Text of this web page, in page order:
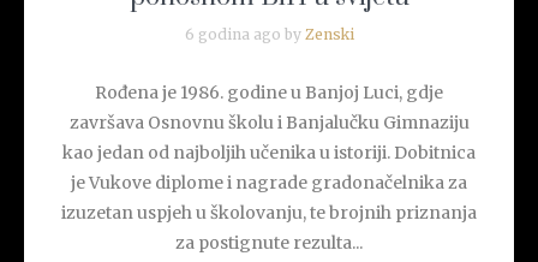
6 godina ago by Zenski
Rođena je 1986. godine u Banjoj Luci, gdje
završava Osnovnu školu i Banjalučku Gimnaziju
kao jedan od najboljih učenika u istoriji. Dobitnica
je Vukove diplome i nagrade gradonačelnika za
izuzetan uspjeh u školovanju, te brojnih priznanja
za postignute rezulta...